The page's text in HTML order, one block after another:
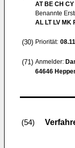
AT BE CH
Benannte
AL LT LV MK
(30) Priorität:
(71) Anmelder:
64646
(54)